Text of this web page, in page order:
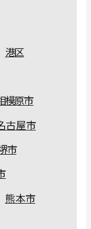
港区
模原市
古屋市
市
熊本市